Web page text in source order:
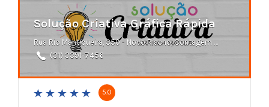
Solução Criativa Gráfica Rápida
Rua Rio Mantiqueira, 350 - Novo Riacho, Contagem - MG
(31) 3391-7456
5.0